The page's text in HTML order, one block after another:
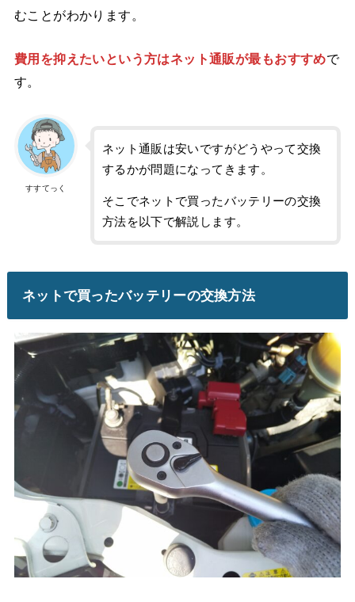
むことがわかります。
費用を抑えたいという方はネット通販が最もおすすめで
す。
すすてっく
ネット通販は安いですがどうやって交換
するかが問題になってきます。
そこでネットで買ったバッテリーの交換
方法を以下で解説します。
ネットで買ったバッテリーの交換方法